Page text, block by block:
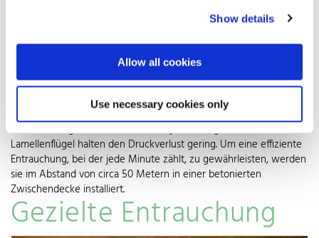
Show details
Allow all cookies
Use necessary cookies only
Wirkungsgrad der Entrauchung im Umkreis von 200 Metern zum
konkreten Brandort maximal ausgeschöpft und nicht betroffene
Tunnelabschnitte werden vor giften Gasen und Rauch geschützt.
Anzahl und Anordnung der Tunnelklappen müssen individuell auf
die jeweiligen Tunnelparameter – Länge, Anzahl der Röhren,
Verkehrsdichte und -art, Steigung oder Gefälle, Anteil von LKW
und Gefahrguttransporten – ausgelegt werden. Je nach lokaler
Anforderung sind sie mit gleich- oder gegenläufig drehenden
Lamellen ausgestattet. Deren aerodynamisch geformte
Lamellenflügel halten den Druckverlust gering. Um eine effiziente
Entrauchung, bei der jede Minute zählt, zu gewährleisten, werden
sie im Abstand von circa 50 Metern in einer betonierten
Zwischendecke installiert.
Gezielte Entrauchung